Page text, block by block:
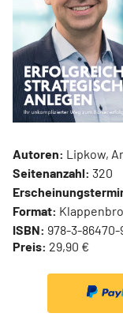
Autoren: Lipkow,
Seitenanzahl: 320
Format:
ISBN: 978-3-86470-
Preis: 29,90 €